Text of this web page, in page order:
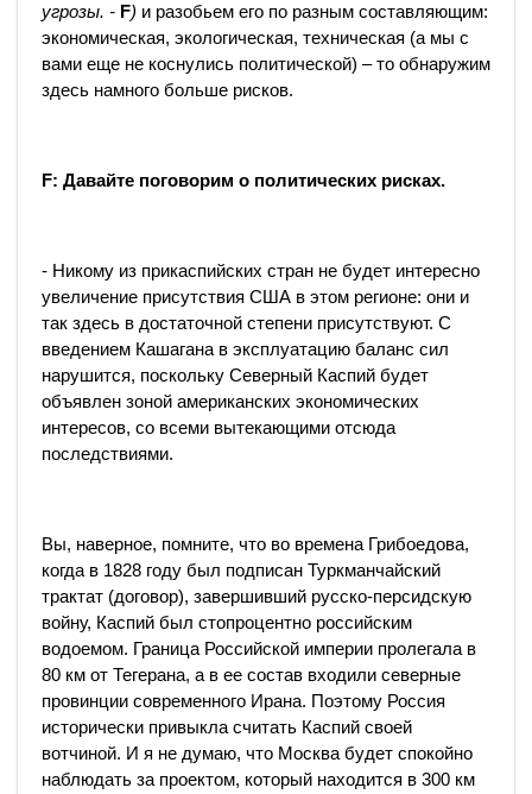
угрозы. - F) и разобьем его по разным составляющим:
экономическая, экологическая, техническая (а мы с
вами еще не коснулись политической) – то обнаружим
здесь намного больше рисков.
F: Давайте поговорим о политических рисках.
- Никому из прикаспийских стран не будет интересно
увеличение присутствия США в этом регионе: они и
так здесь в достаточной степени присутствуют. С
введением Кашагана в эксплуатацию баланс сил
нарушится, поскольку Северный Каспий будет
объявлен зоной американских экономических
интересов, со всеми вытекающими отсюда
последствиями.
Вы, наверное, помните, что во времена Грибоедова,
когда в 1828 году был подписан Туркманчайский
трактат (договор), завершивший русско-персидскую
войну, Каспий был стопроцентно российским
водоемом. Граница Российской империи пролегала в
80 км от Тегерана, а в ее состав входили северные
провинции современного Ирана. Поэтому Россия
исторически привыкла считать Каспий своей
вотчиной. И я не думаю, что Москва будет спокойно
наблюдать за проектом, который находится в 300 км